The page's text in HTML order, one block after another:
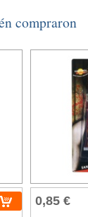
compraron
0,85 €